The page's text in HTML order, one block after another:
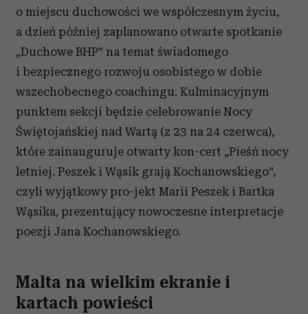
o miejscu duchowości we współczesnym życiu,
a dzień później zaplanowano otwarte spotkanie
„Duchowe BHP” na temat świadomego
i bezpiecznego rozwoju osobistego w dobie
wszechobecnego coachingu. Kulminacyjnym
punktem sekcji będzie celebrowanie Nocy
Świętojańskiej nad Wartą (z 23 na 24 czerwca),
które zainauguruje otwarty kon-cert „Pieśń nocy
letniej. Peszek i Wąsik grają Kochanowskiego”,
czyli wyjątkowy pro-jekt Marii Peszek i Bartka
Wąsika, prezentujący nowoczesne interpretacje
poezji Jana Kochanowskiego.
Malta na wielkim ekranie i
kartach powieści